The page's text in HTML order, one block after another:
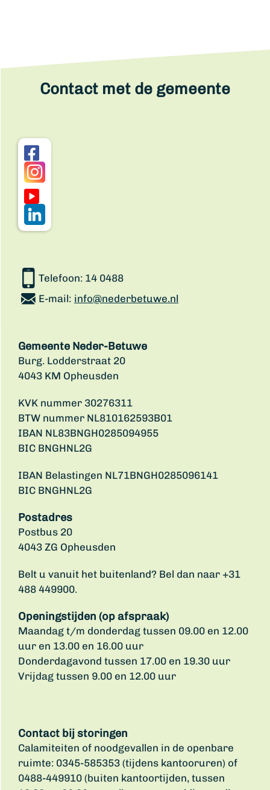
Contact met de gemeente
Telefoon: 14 0488
E-mail: info@nederbetuwe.nl
Gemeente Neder-Betuwe
Burg. Lodderstraat 20
4043 KM Opheusden
KVK nummer 30276311
BTW nummer NL810162593B01
IBAN NL83BNGH0285094955
BIC BNGHNL2G
IBAN Belastingen NL71BNGH0285096141
BIC BNGHNL2G
Postadres
Postbus 20
4043 ZG Opheusden
Belt u vanuit het buitenland? Bel dan naar +31
488 449900.
Openingstijden (op afspraak)
Maandag t/m donderdag tussen 09.00 en 12.00
uur en 13.00 en 16.00 uur
Donderdagavond tussen 17.00 en 19.30 uur
Vrijdag tussen 9.00 en 12.00 uur
Contact bij storingen
Calamiteiten of noodgevallen in de openbare
ruimte: 0345-585353 (tijdens kantooruren) of
0488-449910 (buiten kantoortijden, tussen